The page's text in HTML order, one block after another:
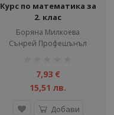
Курс по математика за
2. клас
Борянa Милкоева
Сънрей Профешънъл
7,93 €
15,51 лв.
Добави